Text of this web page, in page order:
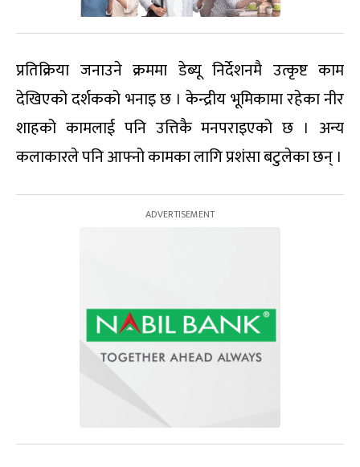
प्रतिक्रिया जनाउने क्रममा डेब्यू निर्देशनमै उत्कृष्ट काम
देखिएको दर्शकको भनाइ छ । केन्द्रीय भूमिकामा रहेका नीर
शाहको कामलाई पनि उत्तिकै मनपराइएको छ । अन्य
कलाकारले पनि आफ्नो कामका लागि प्रशंसा बटुलेका छन् ।